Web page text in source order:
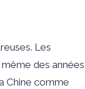
Les
des années
Chine comme